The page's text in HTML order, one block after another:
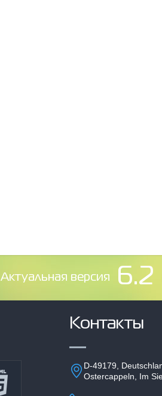
Aктуальная версия 6.2
Контакты
D-49179,
Ostercappeln, Im